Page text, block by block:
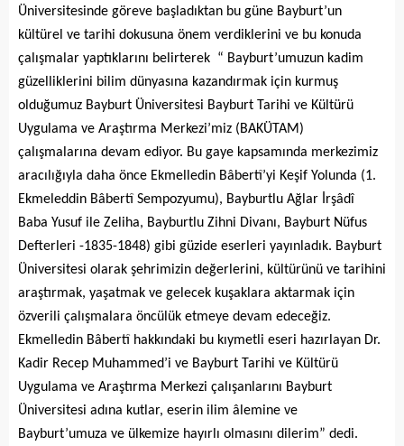
Üniversitesinde göreve başladıktan bu güne Bayburt’un
kültürel ve tarihi dokusuna önem verdiklerini ve bu konuda
çalışmalar yaptıklarını belirterek “ Bayburt’umuzun kadim
güzelliklerini bilim dünyasına kazandırmak için kurmuş
olduğumuz Bayburt Üniversitesi Bayburt Tarihi ve Kültürü
Uygulama ve Araştırma Merkezi’miz (BAKÜTAM)
çalışmalarına devam ediyor. Bu gaye kapsamında merkezimiz
aracılığıyla daha önce Ekmelledin Bâbertî’yi Keşif Yolunda (1.
Ekmeleddin Bâbertî Sempozyumu), Bayburtlu Ağlar İrşâdî
Baba Yusuf ile Zeliha, Bayburtlu Zihni Divanı, Bayburt Nüfus
Defterleri -1835-1848) gibi güzide eserleri yayınladık. Bayburt
Üniversitesi olarak şehrimizin değerlerini, kültürünü ve tarihini
araştırmak, yaşatmak ve gelecek kuşaklara aktarmak için
özverili çalışmalara öncülük etmeye devam edeceğiz.
Ekmelledin Bâbertî hakkındaki bu kıymetli eseri hazırlayan Dr.
Kadir Recep Muhammed’i ve Bayburt Tarihi ve Kültürü
Uygulama ve Araştırma Merkezi çalışanlarını Bayburt
Üniversitesi adına kutlar, eserin ilim âlemine ve
Bayburt’umuza ve ülkemize hayırlı olmasını dilerim” dedi.